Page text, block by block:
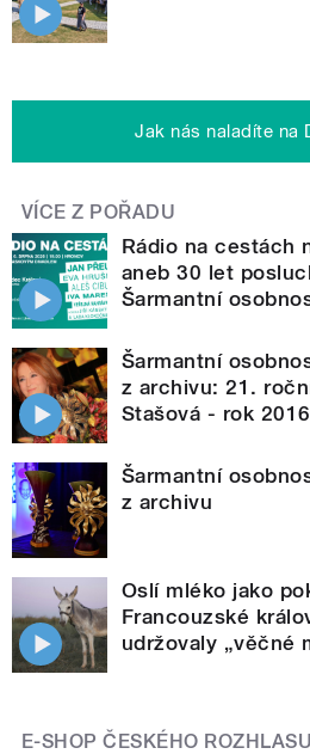
Jak nás naladíte na
VÍCE Z POŘADU
Rádio na cestách
aneb 30 let
Šarmantní
Šarmantní
z archivu: 21.
Stašová - rok 2016
Šarmantní
z archivu
Oslí mléko jako
Francouzské
udržovaly „věčné
E-SHOP ČESKÉHO ROZHLASU